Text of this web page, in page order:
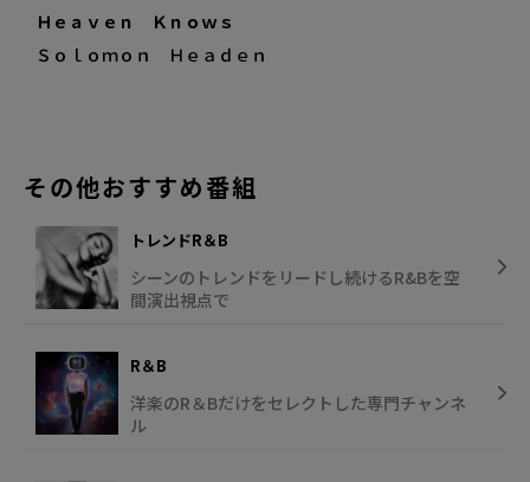
Ｈｅａｖｅｎ Ｋｎｏｗｓ
Ｓｏｌｏｍｏｎ Ｈｅａｄｅｎ
その他おすすめ番組
トレンドR＆B
シーンのトレンドをリードし続けるR&Bを空
間演出視点で
R＆B
洋楽のR＆Bだけをセレクトした専門チャンネ
ル